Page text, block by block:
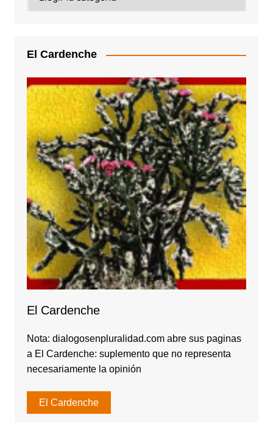
El Cardenche
El Cardenche
Nota: dialogosenpluralidad.com abre sus paginas
a El Cardenche: suplemento que no representa
necesariamente la opinión
El Cardenche